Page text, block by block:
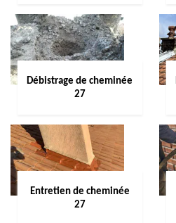
Débistrage de cheminée
27
Entretien de cheminée
27